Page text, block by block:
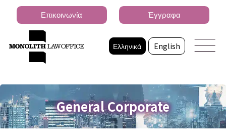
Ελληνικά English
Επικοινωνία Έγγραφα
General Corporate